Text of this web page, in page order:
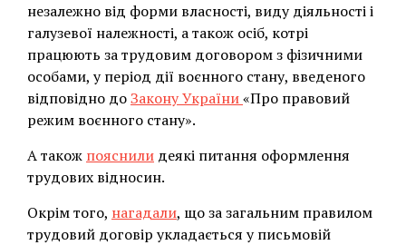
незалежно від форми власності, виду діяльності і
галузевої належності, а також осіб, котрі
працюють за трудовим договором з фізичними
особами, у період дії воєнного стану, введеного
відповідно доЗакону України«Про правовий
режим воєнного стану».
А також пояснили деякі питання оформлення
трудових відносин.
Окрім того, нагадали, що за загальним правилом
трудовий договір укладається у письмовій